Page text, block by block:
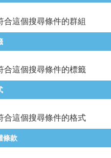
合這個搜尋條件的群組
合這個搜尋條件的標籤
合這個搜尋條件的格式
條款